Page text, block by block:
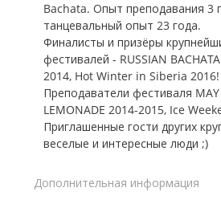
Bachata. Опыт преподавания 3
танцевальный опыт 23 года.
Финалисты и призёры
фестивалей - RUSSIAN
2014, Hot Winter in Siberia 2016!
Преподаватели фестиваля MAY
LEMONADE 2014-2015, Ice
Приглашенные гости других
веселые и интересные люди ;)
Дополнительная информация